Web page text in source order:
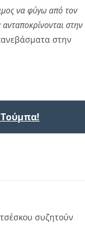
να φύγω από τον
στην
στην
συζητούν